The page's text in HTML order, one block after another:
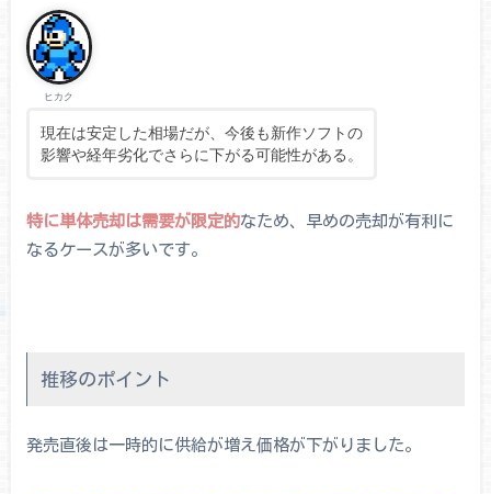
ヒカク
現在は安定した相場だが、今後も新作ソフトの
影響や経年劣化でさらに下がる可能性がある。
特に単体売却は需要が限定的なため、早めの売却が有利に
なるケースが多いです。
推移のポイント
発売直後は一時的に供給が増え価格が下がりました。